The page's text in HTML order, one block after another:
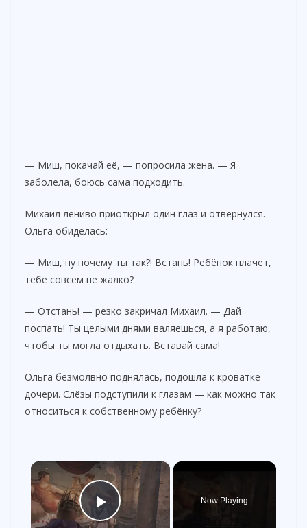
— Миш, покачай её, — попросила жена. — Я
заболела, боюсь сама подходить.
Михаил лениво приоткрыл один глаз и отвернулся.
Ольга обиделась:
— Миш, ну почему ты так?! Встань! Ребёнок плачет,
тебе совсем не жалко?
— Отстань! — резко закричал Михаил. — Дай
поспать! Ты целыми днями валяешься, а я работаю,
чтобы ты могла отдыхать. Вставай сама!
Ольга безмолвно поднялась, подошла к кроватке
дочери. Слёзы подступили к глазам — как можно так
относиться к собственному ребёнку?
×
Play Video
Now Playing